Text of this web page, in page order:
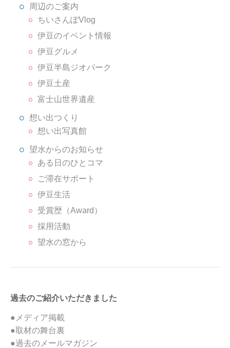
周辺のご案内
ちいさんぽVlog
伊豆のイベント情報
伊豆グルメ
伊豆半島ジオパーク
伊豆土産
富士山世界遺産
想い出つくり
想い出写真館
望水からのお知らせ
ある日のひとコマ
ご滞在サポート
伊豆生活
受賞歴（Award）
採用活動
望水の窓から
過去のご紹介いただきました
●メディア掲載
●取材の舞台裏
●過去のメールマガジン